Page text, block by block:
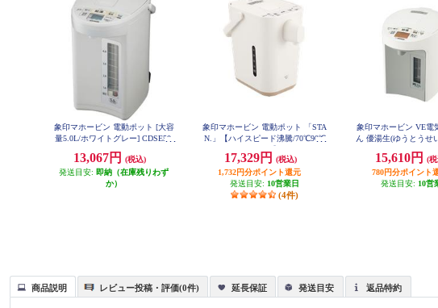
象印マホービン 電動ポット [大容
量5.0L/ホワイトグレー] CDSE50-
13,067円
(税込)
発送目安: 即納（在庫残りわず
か）
象印マホービン 電動ポット 「STA
N.」【ハイスピード沸騰/70℃90℃
A
17,329円
(税込)
1,732円分ポイント還元
発送目安: 10営業日
(4件)
象印マホービン VE電
ん 優湯生(ゆうとうせ
騰/コードレス給湯/ホ
GV22-WA
15,610円
(
780円分ポイント
発送目安: 10営
商品説明 レビュー投稿・評価(0件) 延長保証 発送目安 返品特約